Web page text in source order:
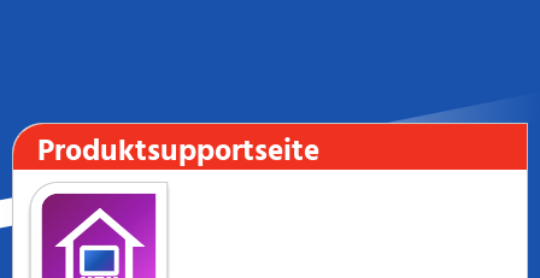
Produktsupportseite